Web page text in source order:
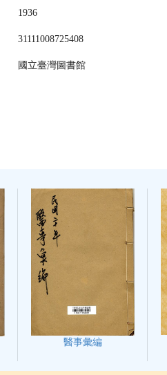
1936
31111008725408
國立臺灣圖書館
醫事彙編